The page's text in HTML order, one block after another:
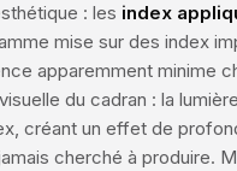
: les index
mise sur des index
apparemment minime
du cadran : la lumière
créant un effet de
cherché à produire.